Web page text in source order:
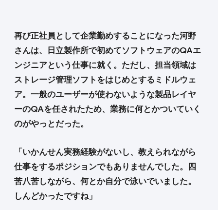
再び正社員として企業勤めすることになった河野
さんは、日立製作所で初めてソフトウェアのQAエ
ンジニアという仕事に就く。ただし、担当領域は
ストレージ管理ソフトをはじめとするミドルウェ
ア。一般のユーザーが使わないような製品レイヤ
ーのQAを任されたため、業務に何とかついていく
のがやっとだった。
「いかんせん実務経験がないし、教えられながら
仕事をするポジションでもありませんでした。四
苦八苦しながら、何とか自分で泳いでいました。
しんどかったですね」